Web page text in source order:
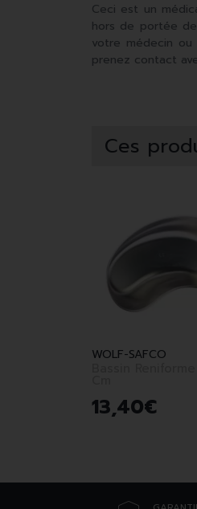
Ceci est un
hors de portée
votre médecin ou
prenez contact
Ces
WOLF-SAFCO
13,40€